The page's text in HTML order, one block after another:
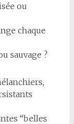
ou
chaque
sauvage ?
“belles